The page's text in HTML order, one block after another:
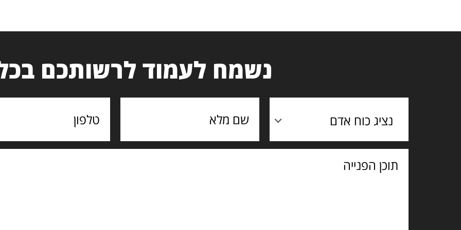
נשמח לעמוד לרשותכם
נציג כוח אדם
תוכן